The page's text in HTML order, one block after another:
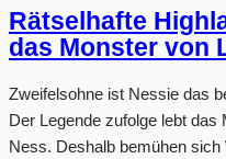
Rätselhafte
das Monster von
Zweifelsohne ist Nessie das
Der Legende zufolge lebt
Ness. Deshalb bemühen